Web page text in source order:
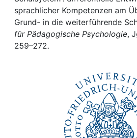
sprachlicher Kompetenzen am
Grund- in die weiterführende
für Pädagogische Psychologie,
259–272.